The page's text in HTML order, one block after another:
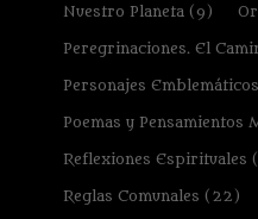
Nuestro Planeta(9)
Peregrinaciones. El
Personajes Emblemáticos
Poemas y Pensamientos
Reflexiones Espirituales
Reglas Comunales (22)